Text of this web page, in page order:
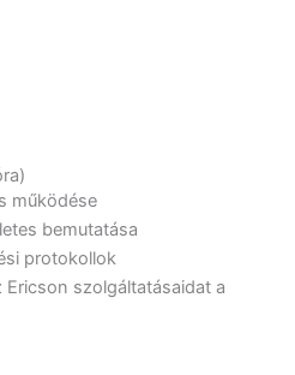
működése
bemutatása
protokollok
szolgáltatásaidat a